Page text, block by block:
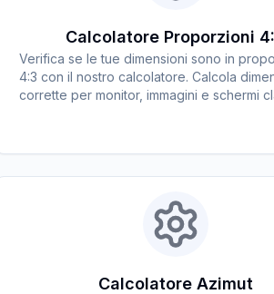
Calcolatore Proporzioni
Verifica se le tue dimensioni sono in
4:3 con il nostro calcolatore. Calcola
corrette per monitor, immagini e schermi
Calcolatore Azimut